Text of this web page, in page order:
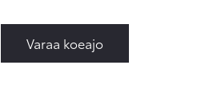
Varaa koeajo